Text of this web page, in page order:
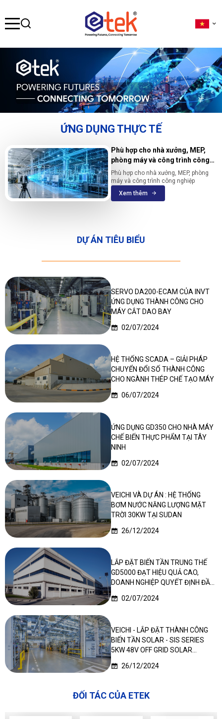
ỨNG DỤNG THỰC TẾ
Phù hợp cho nhà xưởng, MEP,
phòng máy và công trình công
nghiệp
Phù hợp cho nhà xưởng, MEP, phòng
máy và công trình công nghiệp
Xem thêm
DỰ ÁN TIÊU BIỂU
SERVO DA200-ECAM CỦA INVT
ỨNG DỤNG THÀNH CÔNG CHO
MÁY CẮT DAO BAY
02/07/2024
HỆ THỐNG SCADA – GIẢI PHÁP
CHUYỂN ĐỔI SỐ THÀNH CÔNG
CHO NGÀNH THÉP CHẾ TẠO MÁY
06/07/2024
ỨNG DỤNG GD350 CHO NHÀ MÁY
CHẾ BIẾN THỰC PHẨM TẠI TÂY
NINH
02/07/2024
VEICHI VÀ DỰ ÁN : HỆ THỐNG
BƠM NƯỚC NĂNG LƯỢNG MẶT
TRỜI 30KW TẠI SUDAN
26/12/2024
LẮP ĐẶT BIẾN TẦN TRUNG THẾ
GD5000 ĐẠT HIỆU QUẢ CAO,
DOANH NGHIỆP QUYẾT ĐỊNH ĐẦU
02/07/2024
VEICHI - LẮP ĐẶT THÀNH CÔNG
BIẾN TẦN SOLAR - SIS SERIES
5KW 48V OFF GRID SOLAR
26/12/2024
ĐỐI TÁC CỦA ETEK